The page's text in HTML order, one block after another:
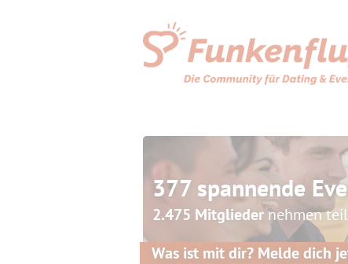
377 spannende
2.475 Mitgliedernehmen teil
Was ist mit dir? Melde dich